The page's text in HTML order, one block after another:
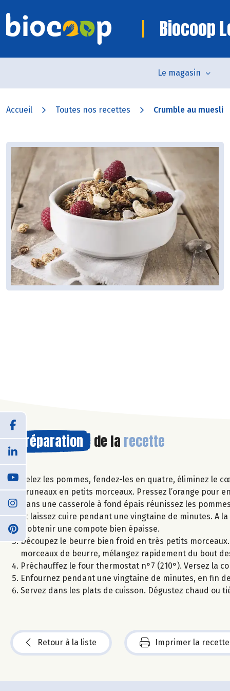
Biocoop
Le magasin
Accueil Toutes nos recettes Crumble au muesli
Préparation de la recette
Pelez les pommes, fendez-les en quatre, éliminez le
pruneaux en petits morceaux. Pressez l’orange pour
Dans une casserole à fond épais réunissez les
et laissez cuire pendant une vingtaine de minutes. A
d’obtenir une compote bien épaisse.
Découpez le beurre bien froid en très petits
morceaux de beurre, mélangez rapidement du bout
Préchauffez le four thermostat n°7 (210°). Versez la
Enfournez pendant une vingtaine de minutes, en fin
Servez dans les plats de cuisson. Dégustez chaud ou
Retour à la liste Imprimer la recette